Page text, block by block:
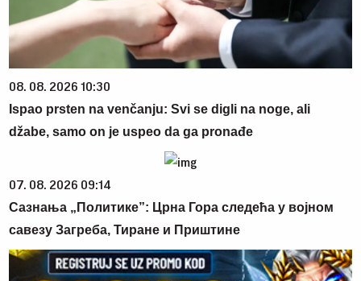
08. 08. 2026 10:30
Ispao prsten na venčanju: Svi se digli na noge, ali
džabe, samo on je uspeo da ga pronađe
07. 08. 2026 09:14
Сазнања „Политике”: Црна Гора следећа у војном
савезу Загреба, Тиране и Приштине